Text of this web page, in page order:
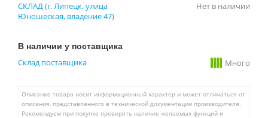
СКЛАД (г. Липецк, улица
Юношеская, владение 47)
Нет в наличии
В наличии у поставщика
Склад поставщика Много
Описание товара носит информационный характер и может отличаться от
описания, представленного в технической документации производителя.
Рекомендуем при покупке проверять наличие желаемых функций и